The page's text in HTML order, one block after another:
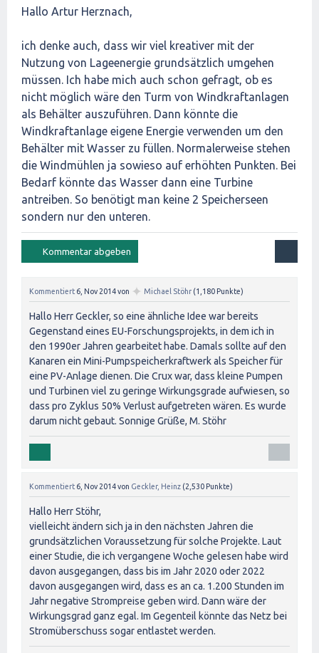
Hallo Artur Herznach,
ich denke auch, dass wir viel kreativer mit der
Nutzung von Lageenergie grundsätzlich umgehen
müssen. Ich habe mich auch schon gefragt, ob es
nicht möglich wäre den Turm von Windkraftanlagen
als Behälter auszuführen. Dann könnte die
Windkraftanlage eigene Energie verwenden um den
Behälter mit Wasser zu füllen. Normalerweise stehen
die Windmühlen ja sowieso auf erhöhten Punkten. Bei
Bedarf könnte das Wasser dann eine Turbine
antreiben. So benötigt man keine 2 Speicherseen
sondern nur den unteren.
Kommentiert 6, Nov 2014von ✦ Michael Stöhr (1,180 Punkte)
Hallo Herr Geckler, so eine ähnliche Idee war bereits
Gegenstand eines EU-Forschungsprojekts, in dem ich in
den 1990er Jahren gearbeitet habe. Damals sollte auf den
Kanaren ein Mini-Pumpspeicherkraftwerk als Speicher für
eine PV-Anlage dienen. Die Crux war, dass kleine Pumpen
und Turbinen viel zu geringe Wirkungsgrade aufwiesen, so
dass pro Zyklus 50% Verlust aufgetreten wären. Es wurde
darum nicht gebaut. Sonnige Grüße, M. Stöhr
Kommentiert 6, Nov 2014von Geckler, Heinz (2,530 Punkte)
Hallo Herr Stöhr,
vielleicht ändern sich ja in den nächsten Jahren die
grundsätzlichen Voraussetzung für solche Projekte. Laut
einer Studie, die ich vergangene Woche gelesen habe wird
davon ausgegangen, dass bis im Jahr 2020 oder 2022
davon ausgegangen wird, dass es an ca. 1.200 Stunden im
Jahr negative Strompreise geben wird. Dann wäre der
Wirkungsgrad ganz egal. Im Gegenteil könnte das Netz bei
Stromüberschuss sogar entlastet werden.